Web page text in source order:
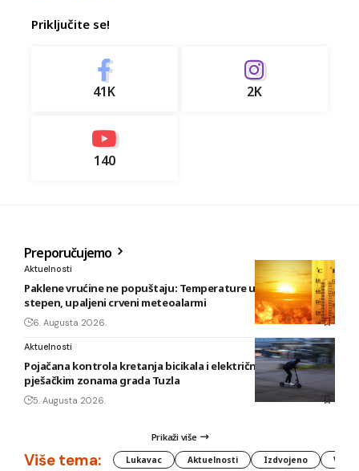
Priključite se!
41K 2K
140
Preporučujemo
Aktuelnosti
Paklene vrućine ne popuštaju: Temperature u BiH i do 41
stepen, upaljeni crveni meteoalarmi
6. Augusta 2026.
Aktuelnosti
Pojačana kontrola kretanja bicikala i električnih romobila u
pješačkim zonama grada Tuzla
5. Augusta 2026.
Prikaži više
Više tema: Lukavac Aktuelnosti Izdvojeno